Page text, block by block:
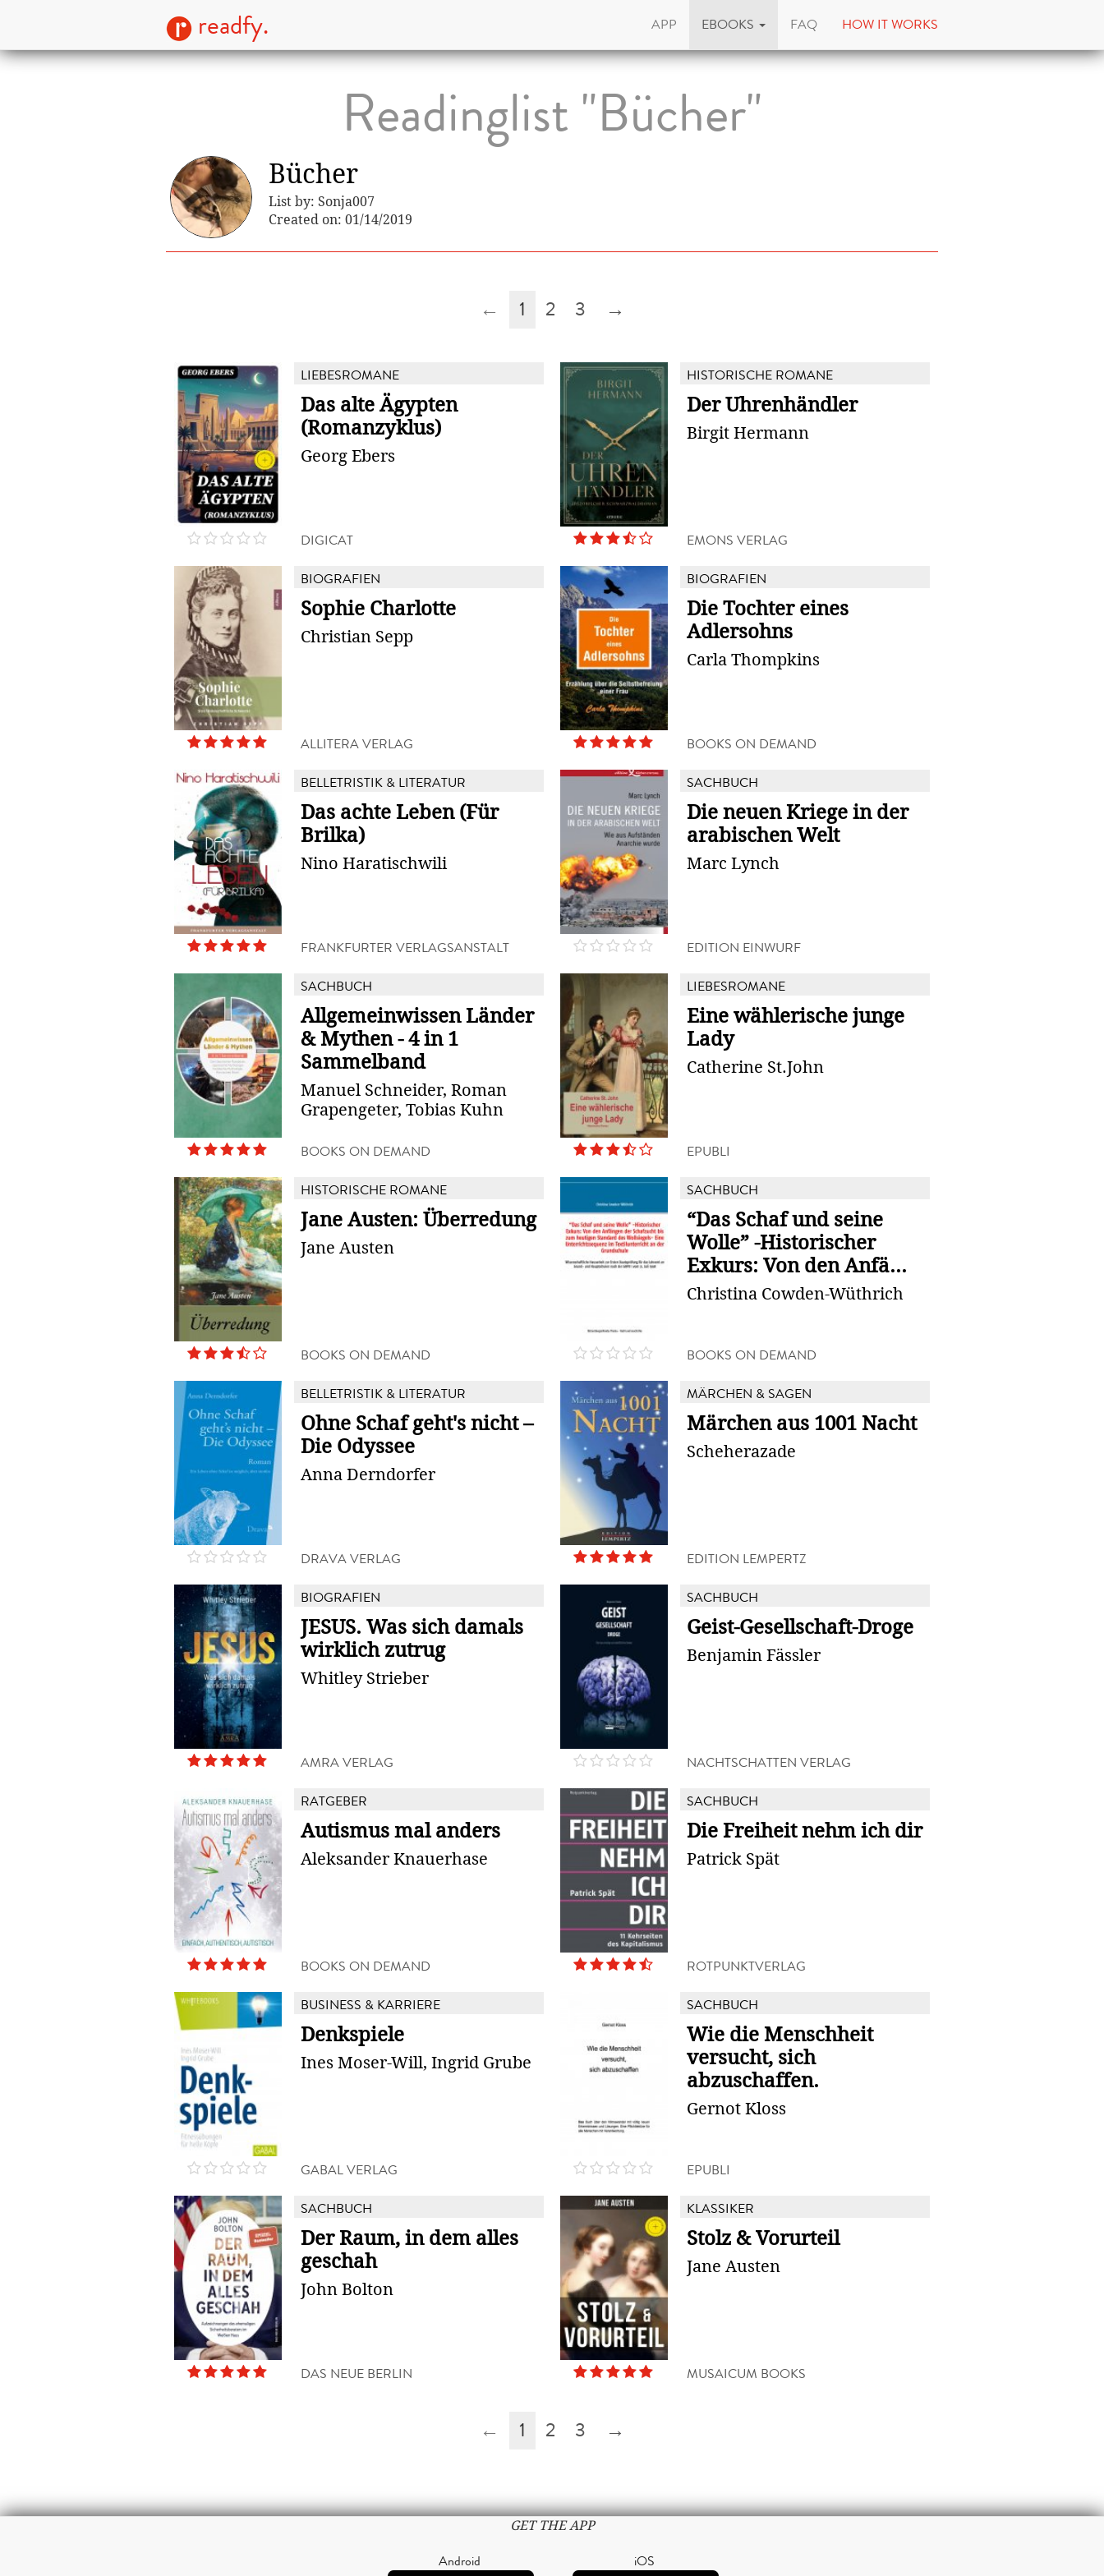
readfy. APP EBOOKS FAQ HOW IT WORKS
Readinglist "Bücher"
Bücher
List by: Sonja007
Created on: 01/14/2019
← 1 2 3 →
LIEBESROMANE
Das alte Ägypten
(Romanzyklus)
Georg Ebers
DIGICAT
HISTORISCHE ROMANE
Der Uhrenhändler
Birgit Hermann
EMONS VERLAG
BIOGRAFIEN
Sophie Charlotte
Christian Sepp
ALLITERA VERLAG
BIOGRAFIEN
Die Tochter eines
Adlersohns
Carla Thompkins
BOOKS ON DEMAND
BELLETRISTIK & LITERATUR
Das achte Leben (Für
Brilka)
Nino Haratischwili
FRANKFURTER VERLAGSANSTALT
SACHBUCH
Die neuen Kriege in der
arabischen Welt
Marc Lynch
EDITION EINWURF
SACHBUCH
Allgemeinwissen Länder
& Mythen - 4 in 1
Sammelband
Manuel Schneider, Roman
Grapengeter, Tobias Kuhn
BOOKS ON DEMAND
LIEBESROMANE
Eine wählerische junge
Lady
Catherine St.John
EPUBLI
HISTORISCHE ROMANE
Jane Austen: Überredung
Jane Austen
BOOKS ON DEMAND
SACHBUCH
“Das Schaf und seine
Wolle” -Historischer
Exkurs: Von den Anfä...
Christina Cowden-Wüthrich
BOOKS ON DEMAND
BELLETRISTIK & LITERATUR
Ohne Schaf geht's nicht –
Die Odyssee
Anna Derndorfer
DRAVA VERLAG
MÄRCHEN & SAGEN
Märchen aus 1001 Nacht
Scheherazade
EDITION LEMPERTZ
BIOGRAFIEN
JESUS. Was sich damals
wirklich zutrug
Whitley Strieber
AMRA VERLAG
SACHBUCH
Geist-Gesellschaft-Droge
Benjamin Fässler
NACHTSCHATTEN VERLAG
RATGEBER
Autismus mal anders
Aleksander Knauerhase
BOOKS ON DEMAND
SACHBUCH
Die Freiheit nehm ich dir
Patrick Spät
ROTPUNKTVERLAG
BUSINESS & KARRIERE
Denkspiele
Ines Moser-Will, Ingrid Grube
GABAL VERLAG
SACHBUCH
Wie die Menschheit
versucht, sich
abzuschaffen.
Gernot Kloss
EPUBLI
SACHBUCH
Der Raum, in dem alles
geschah
John Bolton
DAS NEUE BERLIN
KLASSIKER
Stolz & Vorurteil
Jane Austen
MUSAICUM BOOKS
← 1 2 3 →
GET THE APP
Android iOS